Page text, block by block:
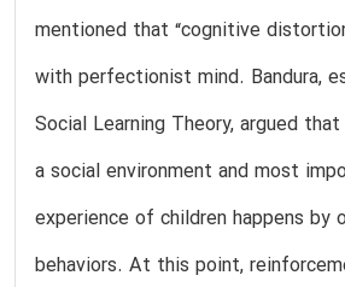
mentioned that “cognitive
with perfectionist mind. Bandura,
Social Learning Theory, argued
a social environment and most
experience of children happens by
behaviors. At this point,